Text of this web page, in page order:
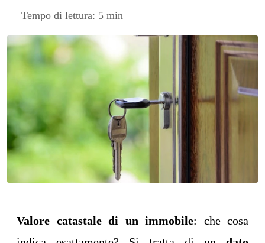
Tempo di lettura: 5 min
Valore catastale di un immobile: che cosa